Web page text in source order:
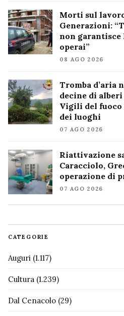
Morti sul
Generazioni:
non garantisce
operai”
08 AGO 2026
Tromba d’aria
decine di
Vigili del
dei luoghi
07 AGO 2026
Riattivazione
Caracciolo,
operazione di
07 AGO 2026
CATEGORIE
Auguri (1.117)
Cultura (1.239)
Dal Cenacolo (29)